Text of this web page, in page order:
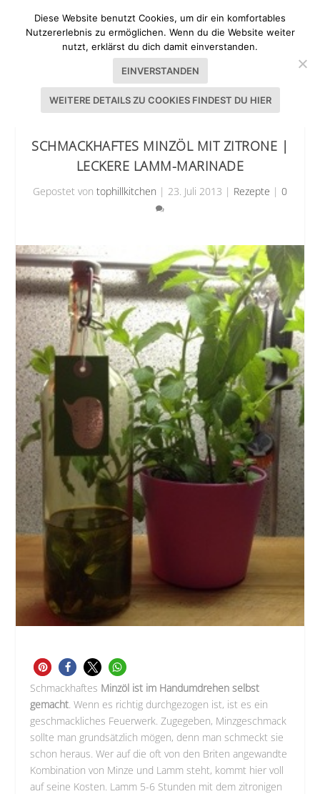
SCHMACKHAFTES MINZÖL MIT ZITRONE |
LECKERE LAMM-MARINADE
Gepostet von tophillkitchen | 23. Juli 2013 | Rezepte | 0
Schmackhaftes Minzöl ist im Handumdrehen selbst
gemacht. Wenn es richtig durchgezogen ist, ist es ein
geschmackliches Feuerwerk. Zugegeben, Minzgeschmack
sollte man grundsätzlich mögen, denn man schmeckt sie
schon heraus. Wer auf die oft von den Briten angewandte
Kombination von Minze und Lamm steht, kommt hier voll
auf seine Kosten. Lamm 5-6 Stunden mit dem zitronigen
Diese Website benutzt Cookies, um dir ein komfortables
Nutzererlebnis zu ermöglichen. Wenn du die Website weiter
nutzt, erklärst du dich damit einverstanden.
EINVERSTANDEN
WEITERE DETAILS ZU COOKIES FINDEST DU HIER